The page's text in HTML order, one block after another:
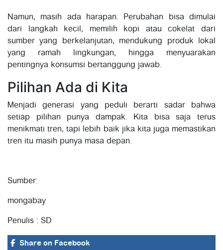
Namun, masih ada harapan. Perubahan bisa dimulai
dari langkah kecil, memilih kopi atau cokelat dari
sumber yang berkelanjutan, mendukung produk lokal
yang ramah lingkungan, hingga menyuarakan
pentingnya konsumsi bertanggung jawab.
Pilihan Ada di Kita
Menjadi generasi yang peduli berarti sadar bahwa
setiap pilihan punya dampak. Kita bisa saja terus
menikmati tren, tapi lebih baik jika kita juga memastikan
tren itu masih punya masa depan.
Sumber:
mongabay
Penulis : SD
Share on Facebook